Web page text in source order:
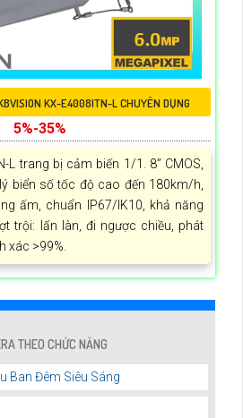
KX-E4008ITN-L CHUYÊN DỤNG
5%-35%
L trang bị cảm biến 1/1. 8” CMOS,
biển số tốc độ cao đến 180km/h,
ấm, chuẩn IP67/IK10, khả năng
trội: lấn làn, đi ngược chiều, phát
xác >99%.
THEO CHỨC NĂNG
Ban Đêm Siêu Sáng